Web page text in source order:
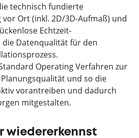
technisch fundierte
Ort (inkl. 2D/3D-Aufmaß) und
Echtzeit-
Datenqualität für den
Operating Verfahren zur
und so die
vorantreiben und dadurch
mitgestalten.
wiedererkennst